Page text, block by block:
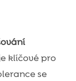
klíčové pro
se